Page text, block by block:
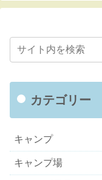
カテゴリー
キャンプ
キャンプ場